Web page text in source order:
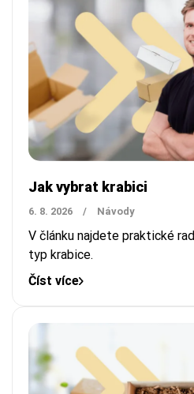
Jak vybrat krabici
6. 8. 2026 / Návody
V článku najdete praktické
typ krabice.
Číst více